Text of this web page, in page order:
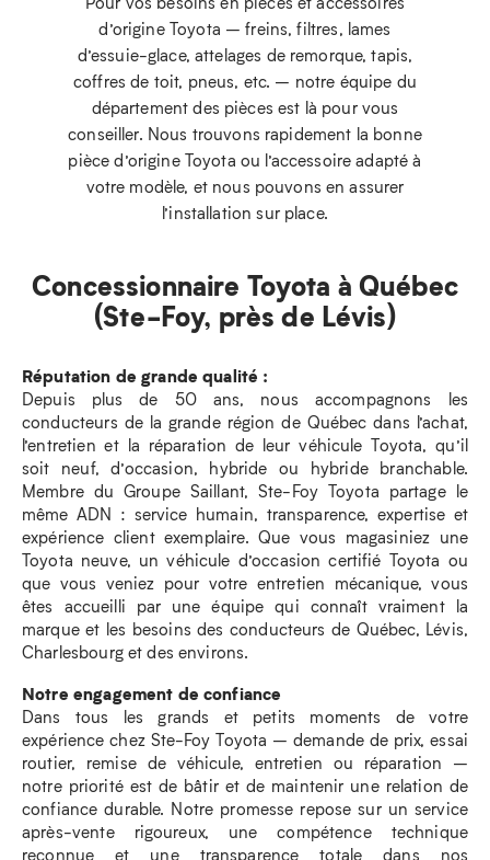
d’origine Toyota – freins, filtres, lames
d’essuie-glace, attelages de remorque, tapis,
coffres de toit, pneus, etc. – notre équipe du
département des pièces est là pour vous
conseiller. Nous trouvons rapidement la bonne
pièce d’origine Toyota ou l’accessoire adapté à
votre modèle, et nous pouvons en assurer
l’installation sur place.
Concessionnaire Toyota à Québec
(Ste-Foy, près de Lévis)
Réputation de grande qualité :
Depuis plus de 50 ans, nous accompagnons les
conducteurs de la grande région de Québec dans l’achat,
l’entretien et la réparation de leur véhicule Toyota, qu’il
soit neuf, d’occasion, hybride ou hybride branchable.
Membre du Groupe Saillant, Ste-Foy Toyota partage le
même ADN : service humain, transparence, expertise et
expérience client exemplaire. Que vous magasiniez une
Toyota neuve, un véhicule d’occasion certifié Toyota ou
que vous veniez pour votre entretien mécanique, vous
êtes accueilli par une équipe qui connaît vraiment la
marque et les besoins des conducteurs de Québec, Lévis,
Charlesbourg et des environs.
Notre engagement de confiance
Dans tous les grands et petits moments de votre
expérience chez Ste-Foy Toyota – demande de prix, essai
routier, remise de véhicule, entretien ou réparation –
notre priorité est de bâtir et de maintenir une relation de
confiance durable. Notre promesse repose sur un service
après-vente rigoureux, une compétence technique
reconnue et une transparence totale dans nos